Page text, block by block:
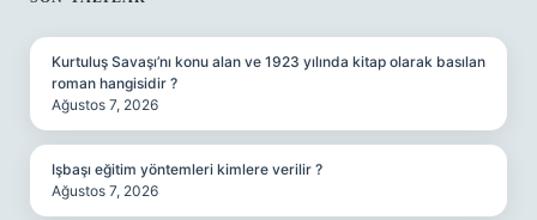
SIDEBAR
Kurtuluş Savaşı’nı konu alan ve 1923 yılında kitap olarak basılan
roman hangisidir ?
Ağustos 7, 2026
Işbaşı eğitim yöntemleri kimlere verilir ?
Ağustos 7, 2026